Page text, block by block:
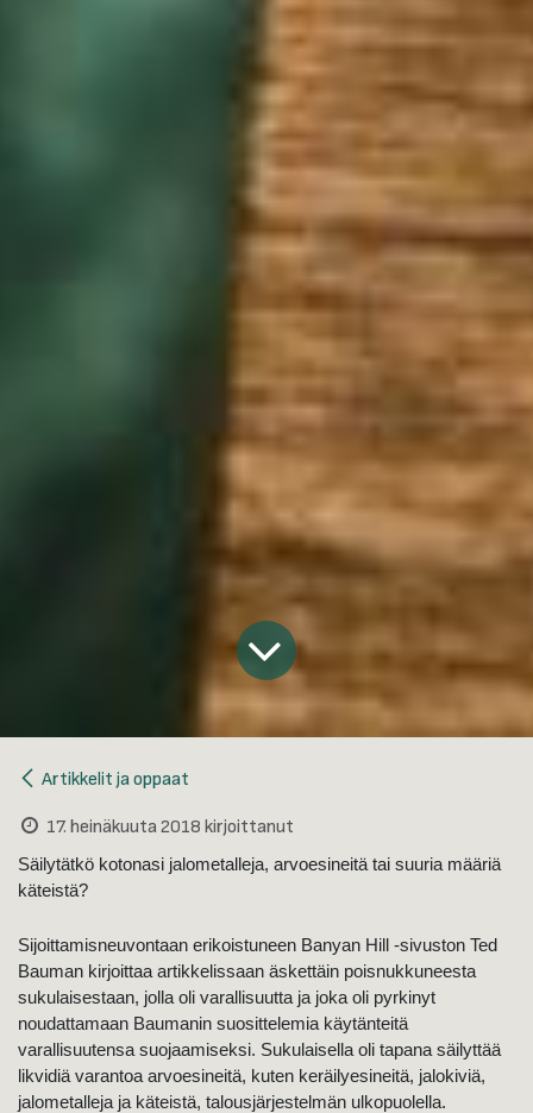
Artikkelit ja oppaat
17. heinäkuuta 2018 kirjoittanut
Säilytätkö kotonasi jalometalleja, arvoesineitä tai suuria määriä
käteistä?
Sijoittamisneuvontaan erikoistuneen Banyan Hill -sivuston Ted
Bauman kirjoittaa artikkelissaan äskettäin poisnukkuneesta
sukulaisestaan, jolla oli varallisuutta ja joka oli pyrkinyt
noudattamaan Baumanin suosittelemia käytänteitä
varallisuutensa suojaamiseksi. Sukulaisella oli tapana säilyttää
likvidiä varantoa arvoesineitä, kuten keräilyesineitä, jalokiviä,
jalometalleja ja käteistä, talousjärjestelmän ulkopuolella.